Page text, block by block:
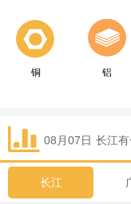
铜 铝
08月07日 长江
长江